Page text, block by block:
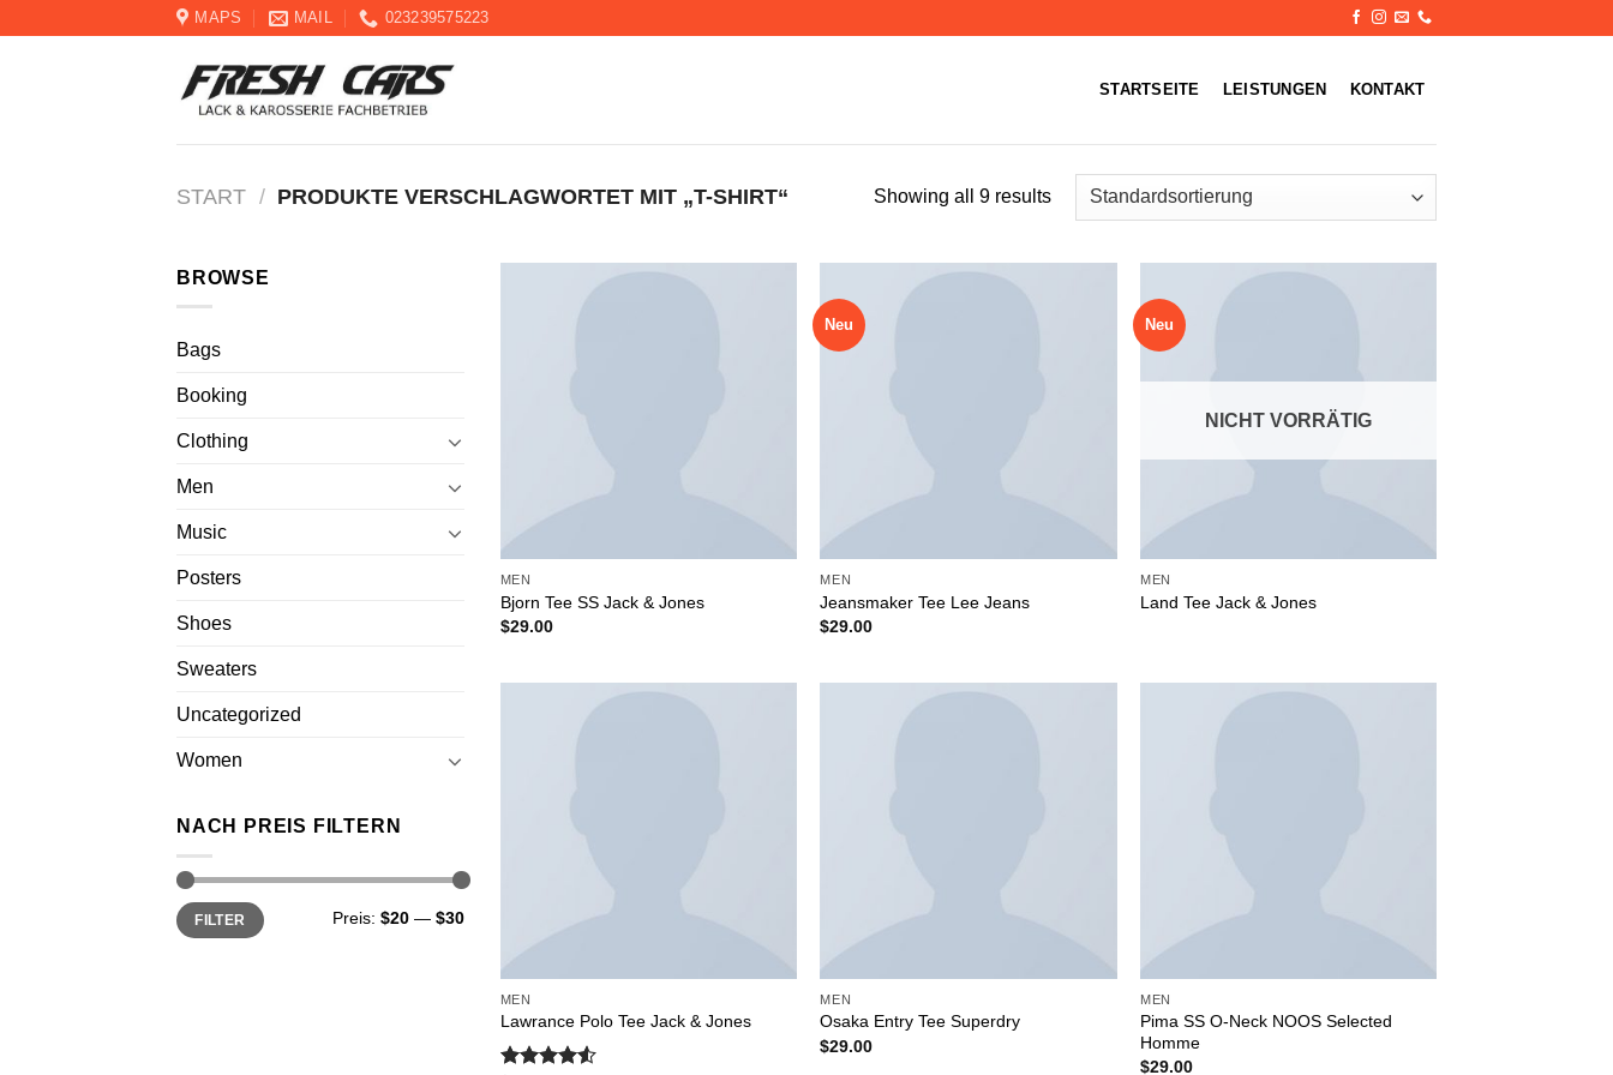
MAPS MAIL 023239575223
STARTSEITE LEISTUNGEN KONTAKT
START / PRODUKTE VERSCHLAGWORTET MIT „T-SHIRT“ Showing all 9 results
BROWSE
Bags
Booking
Clothing
Men
Music
Posters
Shoes
Sweaters
Uncategorized
Women
NACH PREIS FILTERN
Min.
Preis
Max.
PreisFILTER Preis: $20 — $30
MEN
Bjorn Tee SS Jack & Jones
$29.00
Neu
MEN
Jeansmaker Tee Lee Jeans
$29.00
Neu
NICHT VORRÄTIG
MEN
Land Tee Jack & Jones
MEN
Lawrance Polo Tee Jack & Jones
MEN
Osaka Entry Tee Superdry
$29.00
MEN
Pima SS O-Neck NOOS Selected
Homme
$29.00